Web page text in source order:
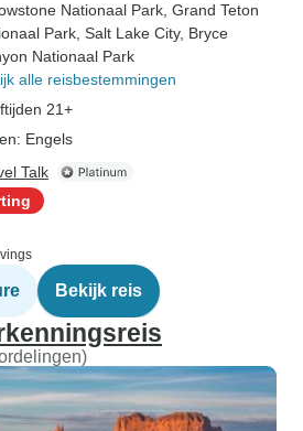
Nationaal Park , Grand Teton
Park , Salt Lake City, Bryce
Nationaal Park
alle reisbestemmingen
21+
Engels
Talk
Bekijk reis